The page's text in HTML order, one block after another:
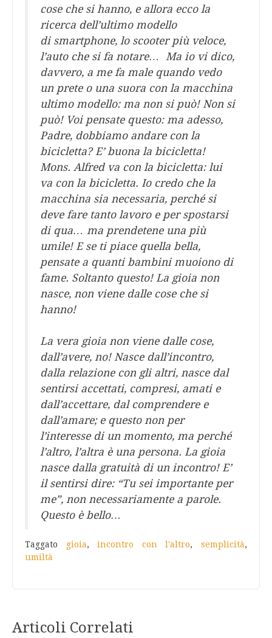
cose che si hanno, e allora ecco la
ricerca dell’ultimo modello
di smartphone, lo scooter più veloce,
l’auto che si fa notare… Ma io vi dico,
davvero, a me fa male quando vedo
un prete o una suora con la macchina
ultimo modello: ma non si può! Non si
può! Voi pensate questo: ma adesso,
Padre, dobbiamo andare con la
bicicletta? E’ buona la bicicletta!
Mons. Alfred va con la bicicletta: lui
va con la bicicletta. Io credo che la
macchina sia necessaria, perché si
deve fare tanto lavoro e per spostarsi
di qua… ma prendetene una più
umile! E se ti piace quella bella,
pensate a quanti bambini muoiono di
fame. Soltanto questo! La gioia non
nasce, non viene dalle cose che si
hanno!
La vera gioia non viene dalle cose,
dall’avere, no! Nasce dall’incontro,
dalla relazione con gli altri, nasce dal
sentirsi accettati, compresi, amati e
dall’accettare, dal comprendere e
dall’amare; e questo non per
l’interesse di un momento, ma perché
l’altro, l’altra è una persona. La gioia
nasce dalla gratuità di un incontro! E’
il sentirsi dire: “Tu sei importante per
me”, non necessariamente a parole.
Questo è bello…
Taggato gioia,incontro con l'altro,semplicità,
umiltà
Articoli Correlati